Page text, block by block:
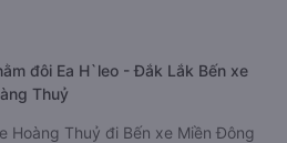
đôi Ea H`leo - Đắk Lắk Bến xe
Thuỷ
Hoàng Thuỷ đi Bến xe Miền Đông